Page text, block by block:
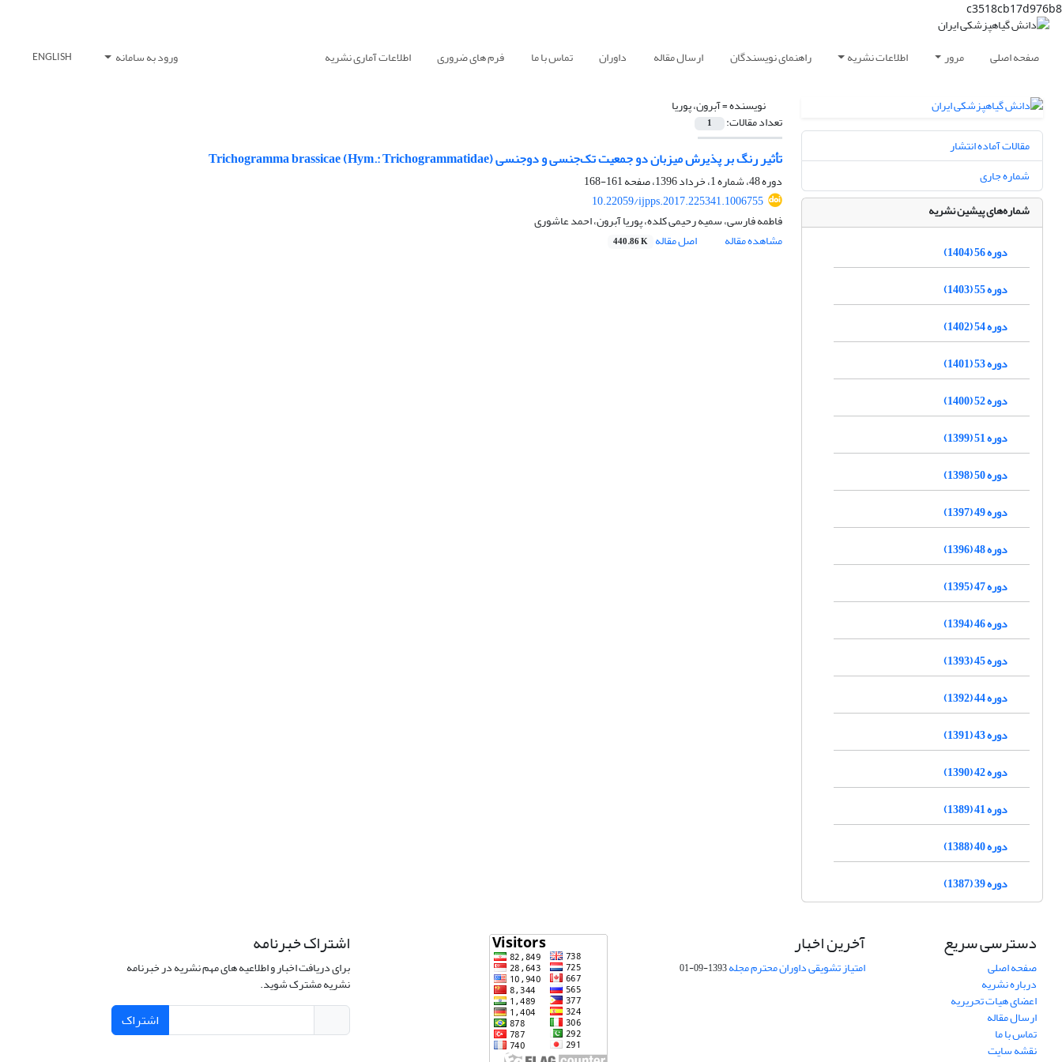
c3518cb17d976b8
صفحه اصلی مرور اطلاعات نشریه راهنمای نویسندگان ارسال مقاله داوران تماس با ما فرم های ضروری اطلاعات آماری نشریه ورود به سامانه ENGLISH
نویسنده =آبرون، پوریا
تعداد مقالات: 1
تأثیر رنگ بر پذیرش میزبان دو جمعیت تک‌جنسی و دوجنسی Trichogramma brassicae (Hym.: Trichogrammatidae)
دوره 48، شماره 1، خرداد 1396، صفحه
161-168
10.22059/ijpps.2017.225341.1006755
فاطمه فارسی، سمیه رحیمی کلده، پوریا آبرون، احمد عاشوری
مشاهده مقاله
اصل مقاله 440.86 K
مقالات آماده انتشار
شماره جاری
شماره‌های پیشین نشریه
دوره 56 (1404)
دوره 55 (1403)
دوره 54 (1402)
دوره 53 (1401)
دوره 52 (1400)
دوره 51 (1399)
دوره 50 (1398)
دوره 49 (1397)
دوره 48 (1396)
دوره 47 (1395)
دوره 46 (1394)
دوره 45 (1393)
دوره 44 (1392)
دوره 43 (1391)
دوره 42 (1390)
دوره 41 (1389)
دوره 40 (1388)
دوره 39 (1387)
دسترسی سریع
صفحه اصلی
درباره نشریه
اعضای هیات تحریریه
ارسال مقاله
تماس با ما
نقشه سایت
آخرین اخبار
امتیاز تشویقی داوران محترم مجله1393-09-01
اشتراک خبرنامه
برای دریافت اخبار و اطلاعیه های مهم نشریه در خبرنامه
نشریه مشترک شوید.
اشتراک